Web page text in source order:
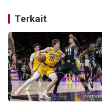
Terkait